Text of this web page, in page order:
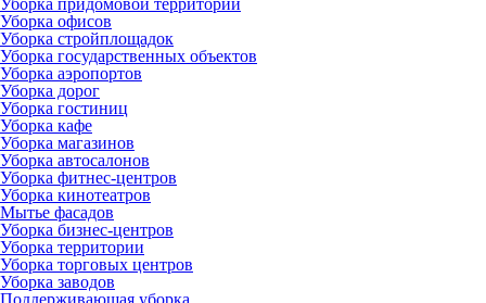
Уборка офисов
Уборка стройплощадок
Уборка государственных объектов
Уборка аэропортов
Уборка дорог
Уборка гостиниц
Уборка кафе
Уборка магазинов
Уборка автосалонов
Уборка фитнес-центров
Уборка кинотеатров
Мытье фасадов
Уборка бизнес-центров
Уборка территории
Уборка торговых центров
Уборка заводов
Поддерживающая уборка